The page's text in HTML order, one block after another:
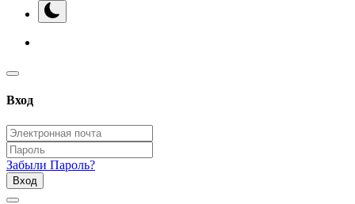
Вход
Забыли Пароль?
Вход